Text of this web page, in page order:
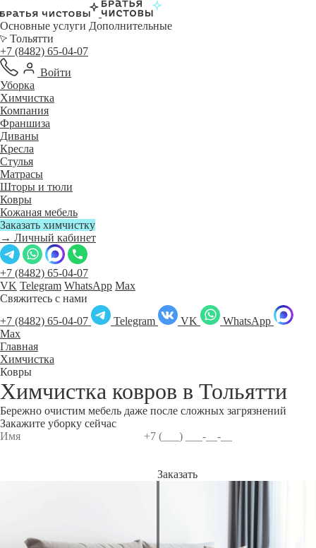
Основные услуги Дополнительные
Тольятти
+7 (8482) 65-04-07
Войти
Уборка
Химчистка
Компания
Франшиза
Диваны
Кресла
Стулья
Матрасы
Шторы и тюли
Ковры
Кожаная мебель
Заказать химчистку
→ Личный кабинет
+7 (8482) 65-04-07
VK Telegram WhatsApp Max
Свяжитесь с нами
+7 (8482) 65-04-07
Telegram VK
WhatsApp
Max
Главная
Химчистка
Ковры
Химчистка ковров в Тольятти
Бережно очистим мебель даже после сложных загрязнений
Закажите уборку сейчас
Заказать